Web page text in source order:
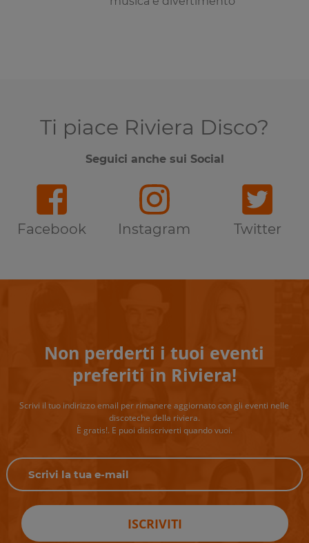
Ti piace Riviera Disco?
Seguici anche sui Social
Facebook Instagram Twitter
Non perderti i tuoi eventi
preferiti in Riviera!
Scrivi il tuo indirizzo email per rimanere aggiornato con gli eventi nelle
discoteche della riviera.
È gratis!. E puoi disiscriverti quando vuoi.
ISCRIVITI